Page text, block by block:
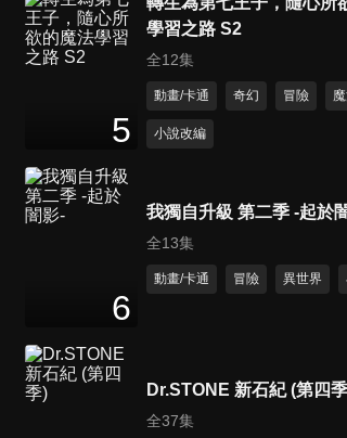
23分鐘
23分鐘
第16集 勇者的
第17集 勇者的回
5
學習之路 S2
全12集
動畫/卡通 奇幻 冒險
小說改編
6
我獨自升級 第二季 -起於
全13集
動畫/卡通 冒險 異世界
Dr.STONE 新石紀 (第四
全37集